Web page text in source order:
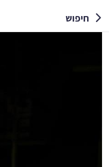
חיפוש